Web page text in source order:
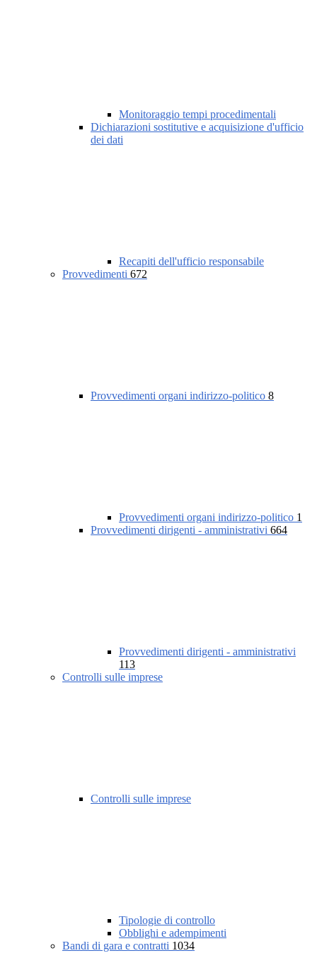
Monitoraggio tempi procedimentali
Dichiarazioni sostitutive e acquisizione d'ufficio
dei dati
Recapiti dell'ufficio responsabile
Provvedimenti 672
Provvedimenti organi indirizzo-politico 8
Provvedimenti organi indirizzo-politico 1
Provvedimenti dirigenti - amministrativi 664
Provvedimenti dirigenti - amministrativi
113
Controlli sulle imprese
Controlli sulle imprese
Tipologie di controllo
Obblighi e adempimenti
Bandi di gara e contratti 1034